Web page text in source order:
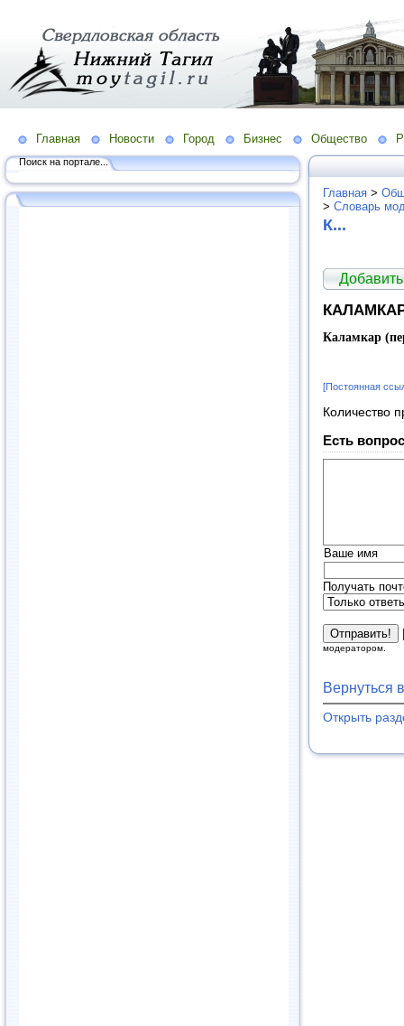
Главная Новости Город Бизнес Общество
Поиск на портале...
Главная >
> Словарь
К...
Каламкар
[Постоянная
Количество
Есть
Ваше имя
Получать
модератором.
Вернуться
Открыть